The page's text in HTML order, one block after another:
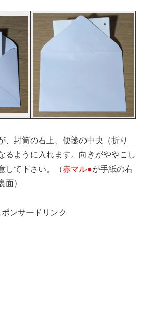
、封筒の右上、便箋の中央（折り
るように入れます。向きがややこし
して下さい。（赤マル●が手紙の右
面）
ポンサードリンク